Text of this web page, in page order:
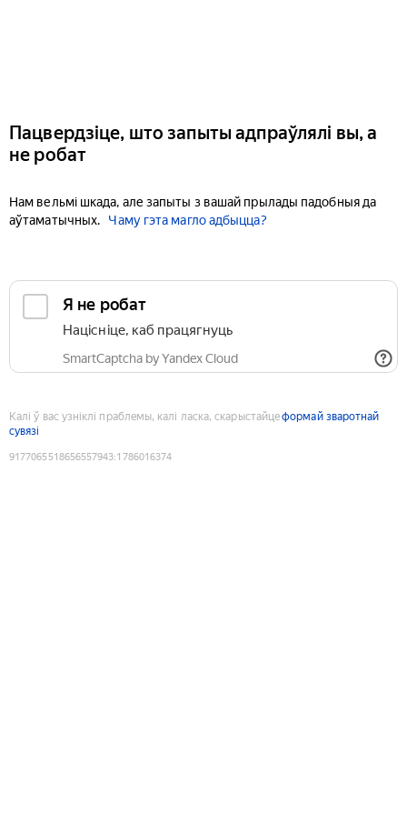
Пацвердзіце, што запыты адпраўлялі вы, а
не робат
Нам вельмі шкада, але запыты з вашай прылады падобныя да
аўтаматычных.
Чаму гэта магло адбыцца?
Я не робат
Націсніце, каб працягнуць
SmartCaptcha by Yandex Cloud
Калі ў вас узніклі праблемы, калі ласка, скарыстайцеформай зваротнай
сувязі
9177065518656557943:1786016374